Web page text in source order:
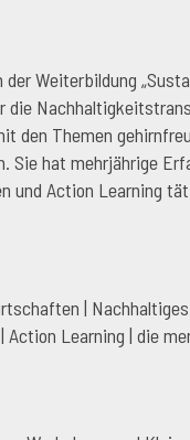
Weiterbildung
den Themen
Sie hat mehrjährige
und Action Learning
|
Action Learning | die